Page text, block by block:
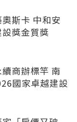
斯卡 中和安
獎金質獎
商辦標竿 南
國家卓越建設